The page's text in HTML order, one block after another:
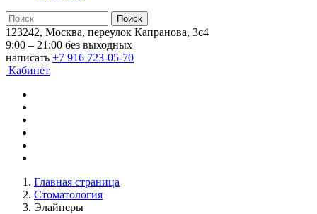
123242, Москва, переулок Капранова, 3с4
9:00 – 21:00 без выходных
написать +7 916 723-05-70
Кабинет
Главная страница
Стоматология
Элайнеры